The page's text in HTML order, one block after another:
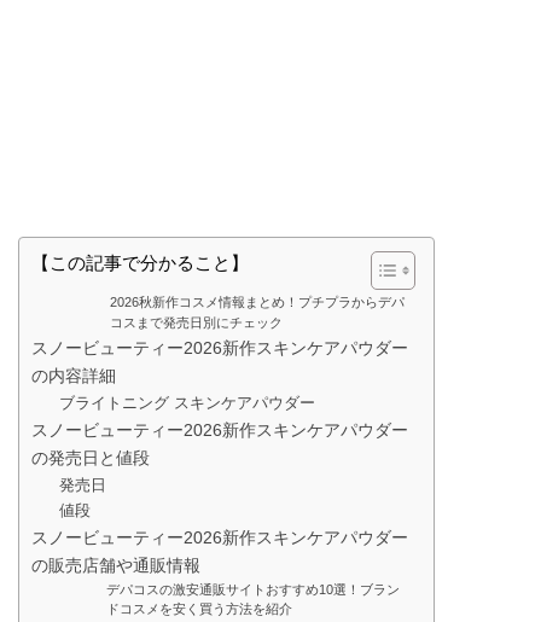
【この記事で分かること】
2026秋新作コスメ情報まとめ！プチプラからデパ
コスまで発売日別にチェック
スノービューティー2026新作スキンケアパウダー
の内容詳細
ブライトニング スキンケアパウダー
スノービューティー2026新作スキンケアパウダー
の発売日と値段
発売日
値段
スノービューティー2026新作スキンケアパウダー
の販売店舗や通販情報
デパコスの激安通販サイトおすすめ10選！ブラン
ドコスメを安く買う方法を紹介